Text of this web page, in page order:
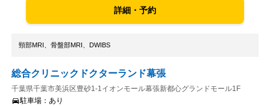
詳細・予約
頸部MRI、骨盤部MRI、DWIBS
総合クリニックドクターランド幕張
千葉県千葉市美浜区豊砂1-1イオンモール幕張新都心グランドモール1F
駐車場： あり